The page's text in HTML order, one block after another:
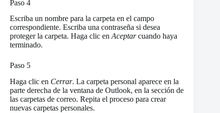
Paso 4
Escriba un nombre para la carpeta en el campo
correspondiente. Escriba una contraseña si desea
proteger la carpeta. Haga clic enAceptarcuando haya
terminado.
Paso 5
Haga clic en Cerrar. La carpeta personal aparece en la
parte derecha de la ventana de Outlook, en la sección de
las carpetas de correo. Repita el proceso para crear
nuevas carpetas personales.